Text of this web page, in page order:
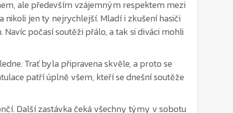
Trať byla připravena skvěle, a proto se
patří úplně všem, kteří se dnešní soutěže
Další zastávka čeká všechny týmy v sobotu
do celkového pořadí, a diváci se mohou těšit